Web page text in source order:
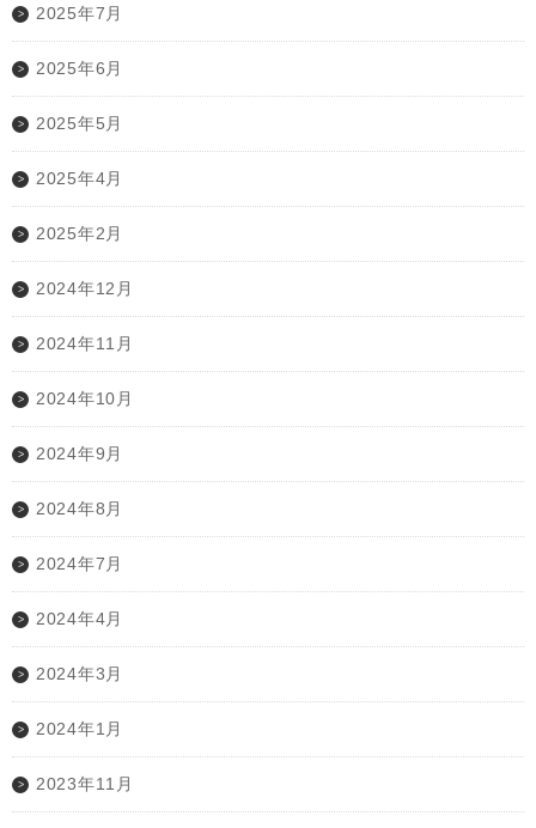
2025年7月
2025年6月
2025年5月
2025年4月
2025年2月
2024年12月
2024年11月
2024年10月
2024年9月
2024年8月
2024年7月
2024年4月
2024年3月
2024年1月
2023年11月